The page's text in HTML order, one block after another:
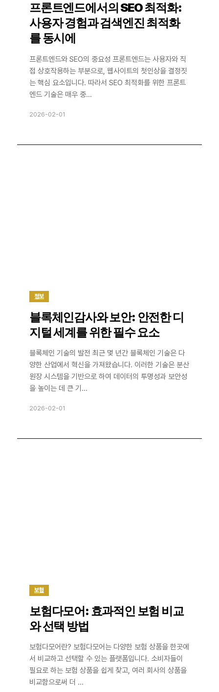
프론트엔드에서의 SEO 최적화:
사용자 경험과 검색엔진 최적화
를 동시에
프론트엔드와 SEO의 중요성 프론트엔드는 사용자와 직
접 상호작용하는 부분으로, 웹사이트의 첫인상을 결정짓
는 핵심 요소입니다. 따라서 SEO 최적화를 위한 프론트
엔드 기술은 매우 중...
2026-02-01
정보
블록체인감사와 보안: 안전한 디
지털 세계를 위한 필수 요소
블록체인 기술의 발전 최근 몇 년간 블록체인 기술은 다
양한 산업에서 혁신을 가져왔습니다. 이러한 기술은 분산
원장 시스템을 기반으로 하여 데이터의 투명성과 보안성
을 높이는 데 큰 기...
2026-02-01
보험
보험다모어: 효과적인 보험 비교
와 선택 방법
보험다모어란? 보험다모어는 다양한 보험 상품을 한곳에
서 비교하고 선택할 수 있는 플랫폼입니다. 소비자들이
필요로 하는 보험 상품을 쉽게 찾고, 여러 회사의 상품을
비교함으로써 더 ...